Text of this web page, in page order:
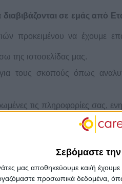
Σεβόμαστε την
μας αποθηκεύουμε και/ή
προσωπικά δεδομένα,
διαβιβάζονται σε εμάς από
προκειμένου να έχουμε
της ιστοσελίδας μας.
τους σκοπούς όπως
τις πληροφορίες σας,
με Εσάς
να συλλέγονται και να